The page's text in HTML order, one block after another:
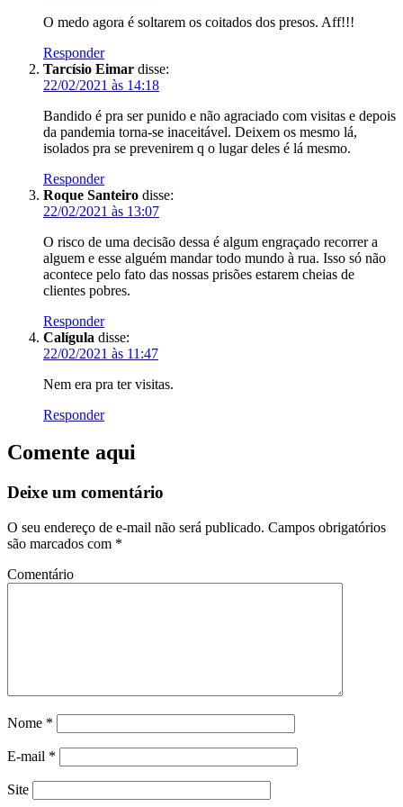
O medo agora é soltarem os coitados dos presos. Aff!!!
Responder
Tarcísio Eimar disse:
22/02/2021 às 14:18
Bandido é pra ser punido e não agraciado com visitas e depois
da pandemia torna-se inaceitável. Deixem os mesmo lá,
isolados pra se prevenirem q o lugar deles é lá mesmo.
Responder
Roque Santeiro disse:
22/02/2021 às 13:07
O risco de uma decisão dessa é algum engraçado recorrer a
alguem e esse alguém mandar todo mundo à rua. Isso só não
acontece pelo fato das nossas prisões estarem cheias de
clientes pobres.
Responder
Calígula disse:
22/02/2021 às 11:47
Nem era pra ter visitas.
Responder
Comente aqui
Deixe um comentário
O seu endereço de e-mail não será publicado. Campos obrigatórios
são marcados com *
Comentário
Nome *
E-mail *
Site